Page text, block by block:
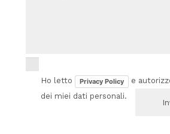
Ho letto Privacy Policy
e
dei miei dati personali.